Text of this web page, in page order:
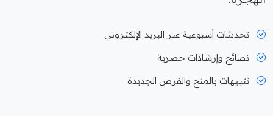
تحديثات أسبوعية عبر البريد الإلكتروني
نصائح وإرشادات حصرية
تنبيهات بالمنح والفرص الجديدة